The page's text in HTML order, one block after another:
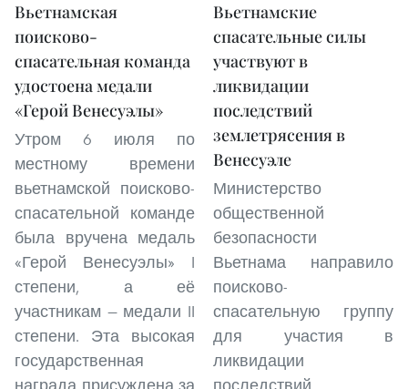
Вьетнамская
поисково-
спасательная команда
удостоена медали
«Герой Венесуэлы»
Утром 6 июля по
местному времени
вьетнамской поисково-
спасательной команде
была вручена медаль
«Герой Венесуэлы» I
степени, а её
участникам — медали II
степени. Эта высокая
государственная
Вьетнамские
спасательные силы
участвуют в
ликвидации
последствий
землетрясения в
Венесуэле
Министерство
общественной
безопасности
Вьетнама направило
поисково-
спасательную группу
для участия в
ликвидации